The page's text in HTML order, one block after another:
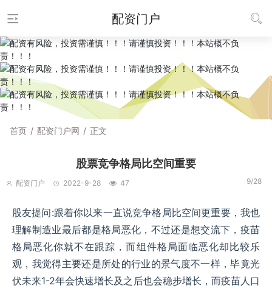
配资门户
首页 / 配资门户网 / 正文
股票竞争格局比空间重要
配资门户 2022-9-28 47 9/28
股友提问:跟着你以来一直说竞争格局比空间更重要，我也
理解制造业最后都是格局恶化，不过还是想交流下，疫苗
格局恶化你就不在跟踪，而组件格局面临恶化却比较乐
观，我觉得主要还是所处的行业的景气度不一样，毕竟光
伏未来1-2年会快速增长及之后也会稳步增长，而疫苗人口